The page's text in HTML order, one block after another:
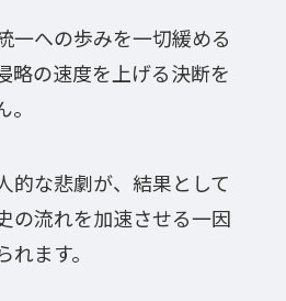
一への歩みを一切緩める
略の速度を上げる決断を
的な悲劇が、結果として
の流れを加速させる一因
ます。